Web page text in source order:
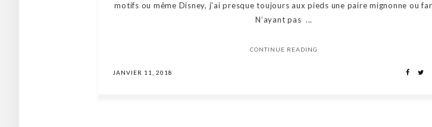
motifs ou même Disney, j’ai presque toujours aux pieds une paire mignonne ou
N’ayant pas ...
CONTINUE READING
JANVIER 11, 2018